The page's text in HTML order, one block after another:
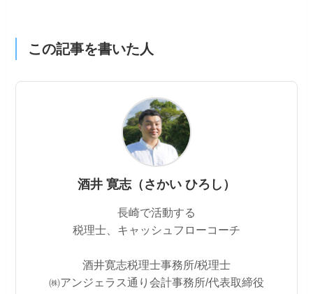
この記事を書いた人
酒井 寛志（さかい ひろし）
長崎で活動する
税理士、キャッシュフローコーチ
酒井寛志税理士事務所/税理士
㈱アンジェラス通り会計事務所/代表取締役